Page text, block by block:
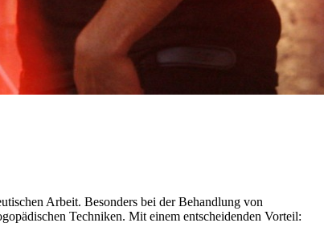
Arbeit. Besonders bei der Behandlung von
Techniken. Mit einem entscheidenden Vorteil: